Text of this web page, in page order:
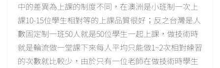
中的差異為上課的制度不同，在澳洲是小班制一次上
課10-15位學生相對等的上課品質很好；反之台灣是人
數固定制一班50人就是50位學生一起上課，做技術時
就是輪流做一堂課下來每人平均只能做1~2次相對練習
的次數就比較少，由於只有一位老師在做技術時學生